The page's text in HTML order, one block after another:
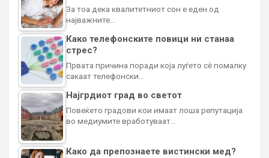
За тоа дека квалитетниот сон е еден од
најважните…
Како телефонските повици ни станаа
стрес?
Првата причина поради која луѓето сè помалку
сакаат телефонски…
Најгрдиот град во светот
Повеќето градови кои имаат лоша репутација
во медиумите вработуваат…
Како да препознаете вистински мед?